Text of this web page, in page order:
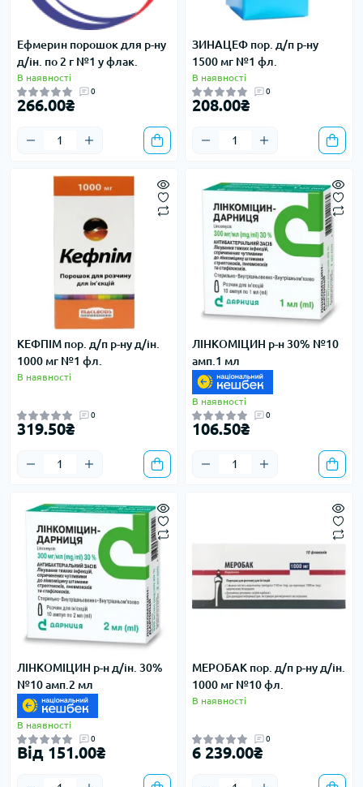
Ефмерин порошок для р-ну
д/ін. по 2 г №1 у флак.
В наявності
0
266.00₴
ЗИНАЦЕФ пор. д/п р-ну
1500 мг №1 фл.
В наявності
0
208.00₴
КЕФПІМ пор. д/п р-ну д/ін.
1000 мг №1 фл.
В наявності
0
319.50₴
ЛІНКОМІЦИН р-н 30% №10
амп.1 мл
В наявності
0
106.50₴
ЛІНКОМІЦИН р-н д/ін. 30%
№10 амп.2 мл
В наявності
0
Від 151.00₴
МЕРОБАК пор. д/п р-ну д/ін.
1000 мг №10 фл.
В наявності
0
6 239.00₴